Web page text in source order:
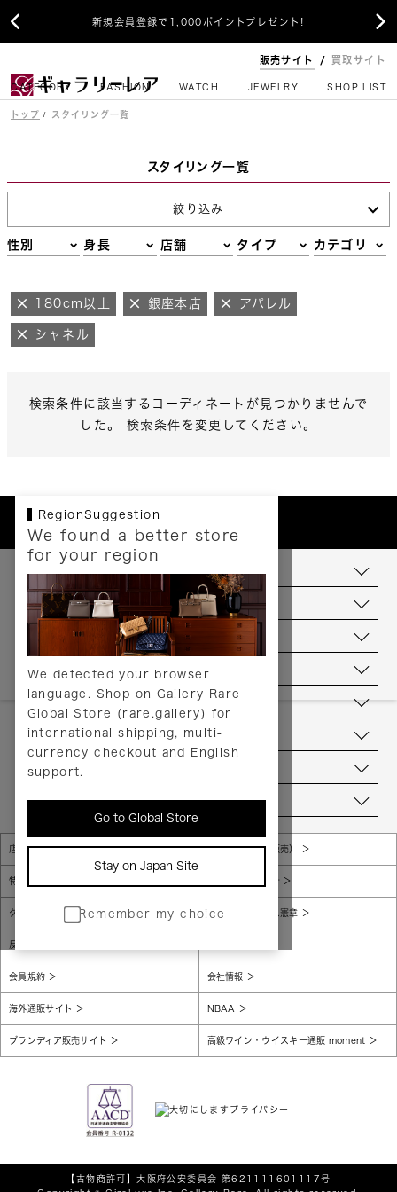
新規会員登録で1,000ポイントプレゼント!
 
販売サイト 買取サイト
CATEGORY FASHION WATCH JEWELRY SHOP LIST
トップ スタイリング一覧
スタイリング一覧
絞り込み
性別 身長 店舗 タイプ カテゴリ
180cm以上 銀座本店 アパレル
シャネル
検索条件に該当するコーディネートが見つかりませんで
した。 検索条件を変更してください。
RegionSuggestion
We found a better store
for your region
We detected your browser
language. Shop on Gallery Rare
Global Store (rare.gallery) for
international shipping, multi-
currency checkout and English
support.
Go to Global Store
Stay on Japan Site
Remember my choice
お支払いについて
配送について
送料について
返品について
ヘルプ
お問い合わせ
当店について
店舗一覧 販売規約（店頭販売）
特定商取引法に基づく表示 個人情報保護方針
グローバルプライバシーポリシー コンプライアンス憲章
反社会的勢力に対する基本方針
会員規約 会社情報
海外通販サイト NBAA
ブランディア販売サイト 高級ワイン・ウイスキー通販 moment
【古物商許可】大阪府公安委員会 第621111601117号